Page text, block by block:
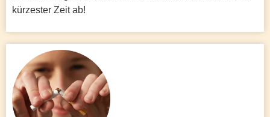
kürzester Zeit ab!